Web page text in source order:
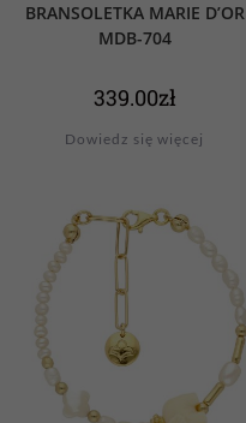
BRANSOLETKA MARIE D’OR
MDB-704
339.00zł
Dowiedz się więcej